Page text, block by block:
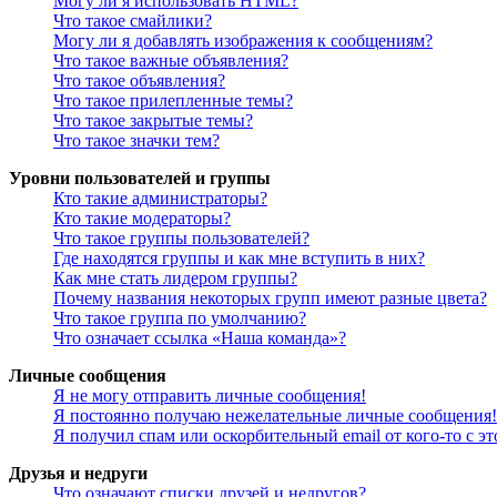
Что такое смайлики?
Могу ли я добавлять изображения к сообщениям?
Что такое важные объявления?
Что такое объявления?
Что такое прилепленные темы?
Что такое закрытые темы?
Что такое значки тем?
Уровни пользователей и группы
Кто такие администраторы?
Кто такие модераторы?
Что такое группы пользователей?
Где находятся группы и как мне вступить в них?
Как мне стать лидером группы?
Почему названия некоторых групп имеют разные цвета?
Что такое группа по умолчанию?
Что означает ссылка «Наша команда»?
Личные сообщения
Я не могу отправить личные сообщения!
Я постоянно получаю нежелательные личные сообщения!
Я получил спам или оскорбительный email от кого-то с
Друзья и недруги